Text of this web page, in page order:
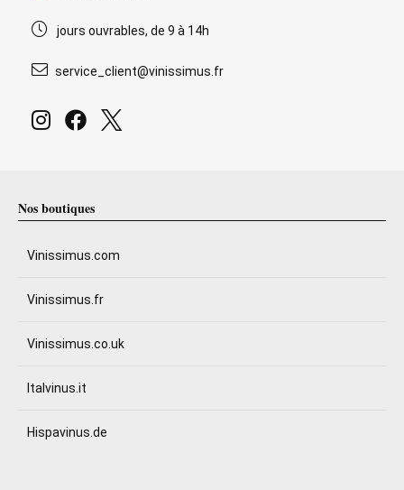
jours ouvrables, de 9 à 14h
service_client@vinissimus.fr
Nos boutiques
Vinissimus.com
Vinissimus.fr
Vinissimus.co.uk
Italvinus.it
Hispavinus.de